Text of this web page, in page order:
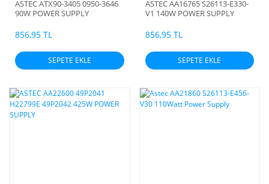
ASTEC ATX90-3405 0950-3646
90W POWER SUPPLY
856,95 TL
SEPETE EKLE
ASTEC AA16765 S26113-E330-
V1 140W POWER SUPPLY
856,95 TL
SEPETE EKLE